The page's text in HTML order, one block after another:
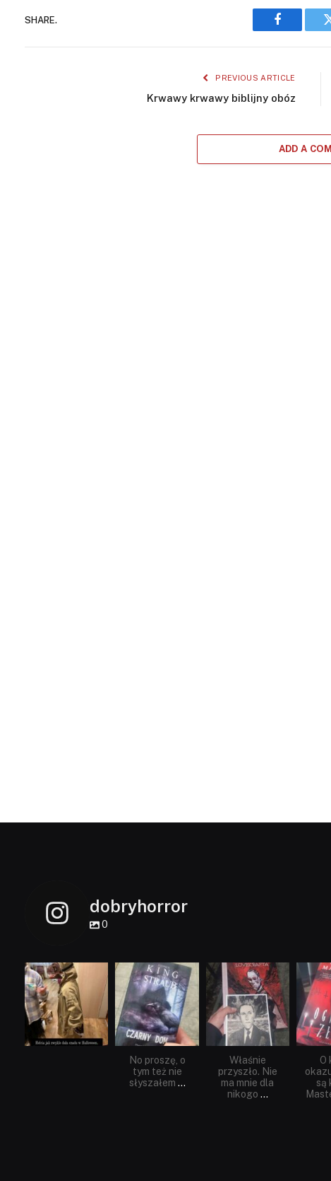
SHARE.
Facebook
PREVIOUS ARTICLE
Krwawy krwawy biblijny obóz
ADD A
dobryhorror
0
dobryhorror
Lis 1
dobryhorror
Wrz 23
No proszę, o
tym też nie
słyszałem ...
dobryhorror
Wrz 19
Właśnie
przyszło. Nie
ma mnie dla
nikogo ...
O
są